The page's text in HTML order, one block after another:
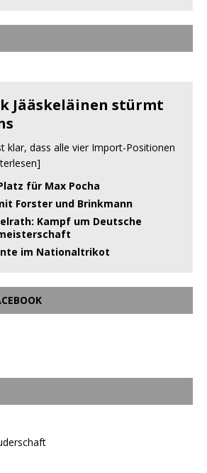
Jääskeläinen stürmt
klar, dass alle vier Import-Positionen
für Max Pocha
Forster und Brinkmann
Kampf um Deutsche
im Nationaltrikot